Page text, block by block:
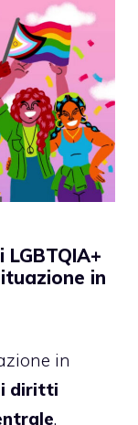
in
in
diritti
.